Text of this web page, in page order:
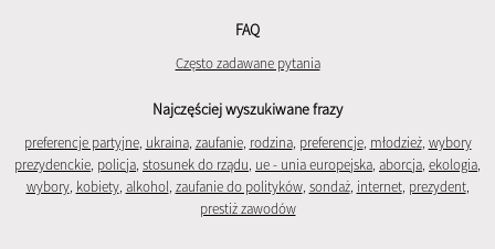
FAQ
Często zadawane pytania
Najczęściej wyszukiwane frazy
preferencje partyjne, ukraina, zaufanie, rodzina, preferencje, młodzież, wybory
prezydenckie, policja, stosunek do rządu, ue - unia europejska, aborcja, ekologia,
wybory, kobiety, alkohol, zaufanie do polityków, sondaż, internet, prezydent,
prestiż zawodów